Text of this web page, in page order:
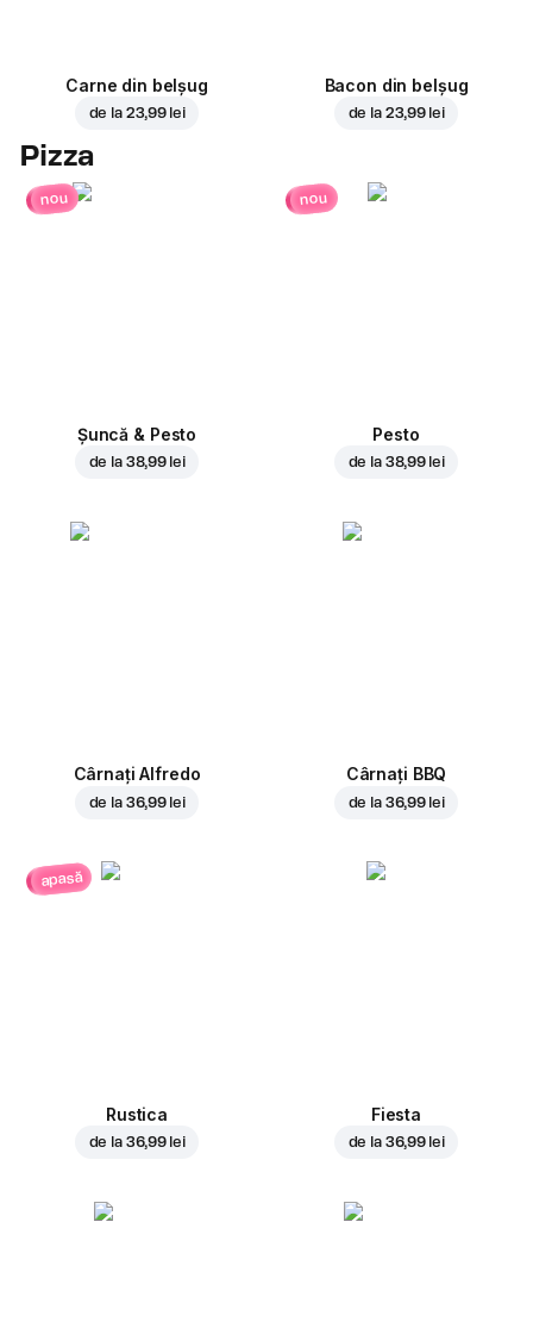
Carne din belșug
de la 23,99 lei
Bacon din belșug
de la 23,99 lei
Pizza
nou
Șuncă & Pesto
de la 38,99 lei
nou
Pesto
de la 38,99 lei
Cârnați Alfredo
de la 36,99 lei
Cârnați BBQ
de la 36,99 lei
apasă
Rustica
de la 36,99 lei
Fiesta
de la 36,99 lei